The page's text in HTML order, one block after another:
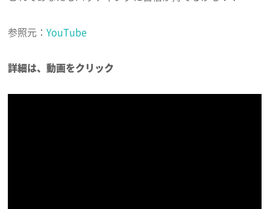
参照元：YouTube
詳細は、動画をクリック